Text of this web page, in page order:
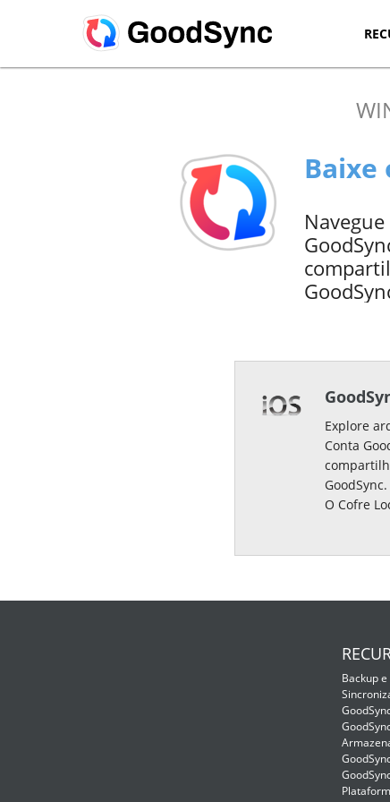
Baixe
Explore
Conta
GoodSync.
O Cofre
Backup e